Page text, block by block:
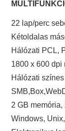
22 lap/perc
Kétoldalas
Hálózati PCL,
1800 x 600 dpi
Hálózati
2 GB
Windows,